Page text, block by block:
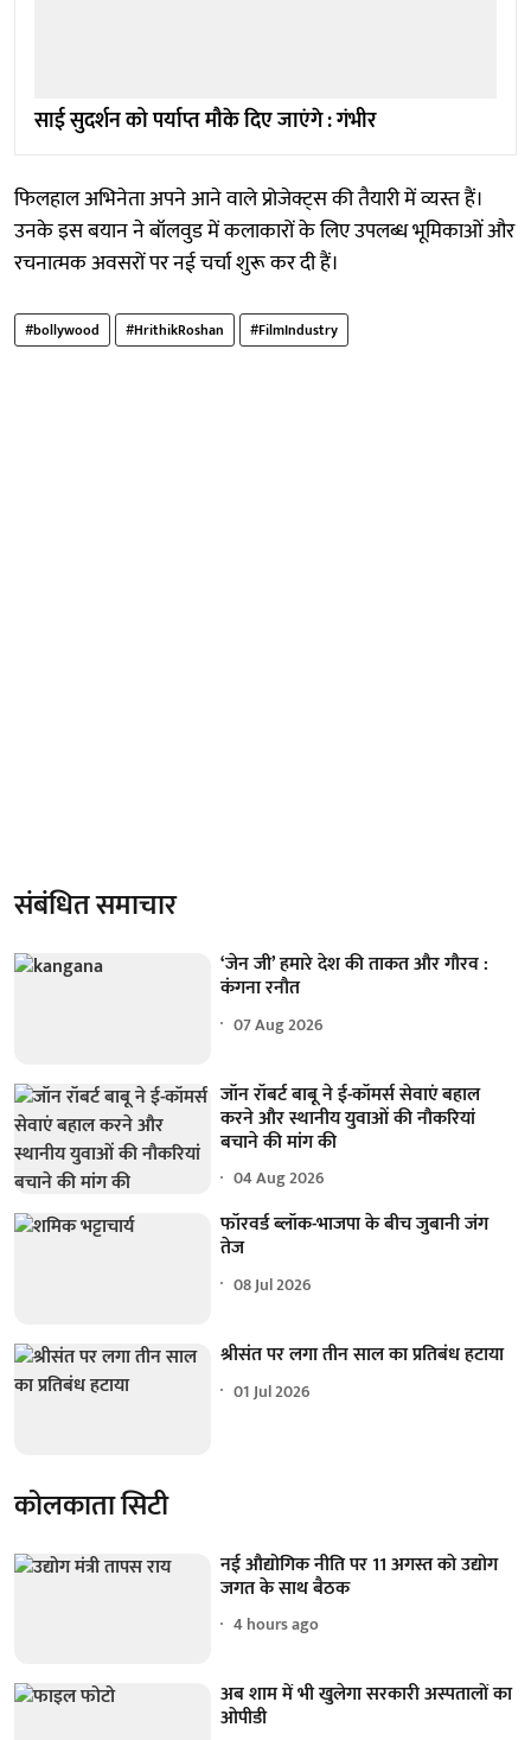
साई सुदर्शन को पर्याप्त मौके दिए जाएंगे : गंभीर
फिलहाल अभिनेता अपने आने वाले प्रोजेक्ट्स की तैयारी में व्यस्त हैं।
उनके इस बयान ने बॉलवुड में कलाकारों के लिए उपलब्ध भूमिकाओं और
रचनात्मक अवसरों पर नई चर्चा शुरू कर दी हैं।
#bollywood #HrithikRoshan #FilmIndustry
संबंधित समाचार
‘जेन जी’ हमारे देश की ताकत और गौरव :
कंगना रनौत
07 Aug 2026
जॉन रॉबर्ट बाबू ने ई-कॉमर्स सेवाएं बहाल
करने और स्थानीय युवाओं की नौकरियां
बचाने की मांग की
04 Aug 2026
फॉरवर्ड ब्लॉक-भाजपा के बीच जुबानी जंग
तेज
08 Jul 2026
श्रीसंत पर लगा तीन साल का प्रतिबंध हटाया
01 Jul 2026
कोलकाता सिटी
नई औद्योगिक नीति पर 11 अगस्त को उद्योग
जगत के साथ बैठक
4 hours ago
अब शाम में भी खुलेगा सरकारी अस्पतालों का
ओपीडी